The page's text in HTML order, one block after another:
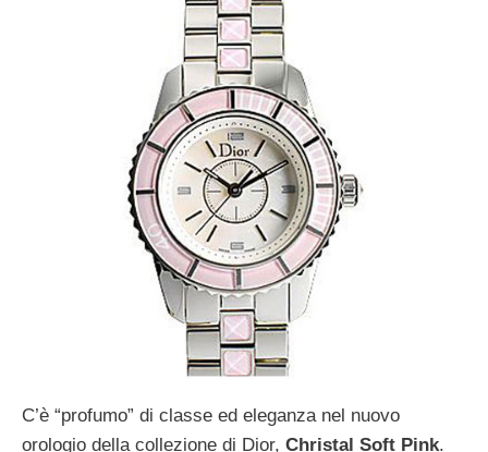
C’è “profumo” di classe ed eleganza nel nuovo
orologio della collezione di Dior, Christal Soft Pink.